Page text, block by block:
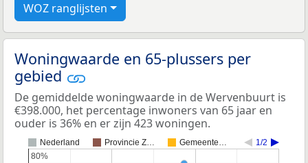
WOZ ranglijsten
Woningwaarde en 65-plussers per
gebied
De gemiddelde woningwaarde in de Wervenbuurt is
€398.000, het percentage inwoners van 65 jaar en
ouder is 36% en er zijn 423 woningen.
Nederland Provincie Z… Gemeente… 1/2
80%
80%